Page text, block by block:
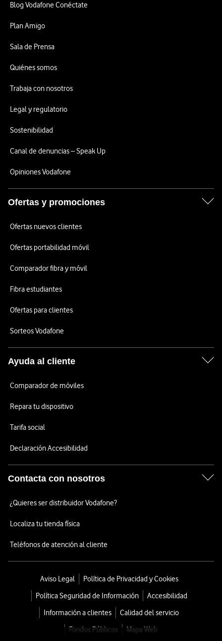
Blog Vodafone Conéctate
Plan Amigo
Sala de Prensa
Quiénes somos
Trabaja con nosotros
Legal y regulatorio
Sostenibilidad
Canal de denuncias – Speak Up
Opiniones Vodafone
Ofertas y promociones
Ofertas nuevos clientes
Ofertas portabilidad móvil
Comparador fibra y móvil
Fibra estudiantes
Ofertas para clientes
Sorteos Vodafone
Ayuda al cliente
Comparador de móviles
Repara tu dispositivo
Tarifa social
Declaración Accesibilidad
Contacta con nosotros
¿Quieres ser distribuidor Vodafone?
Localiza tu tienda física
Teléfonos de atención al cliente
Aviso Legal
Política de Privacidad y Cookies
Política Seguridad de Información
Accesibilidad
Información a clientes
Calidad del servicio
Fondos Públicos
Mapa Web